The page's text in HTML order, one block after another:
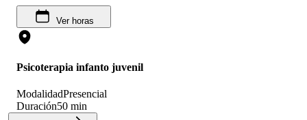
Ver horas
Psicoterapia infanto juvenil
ModalidadPresencial
Duración50 min